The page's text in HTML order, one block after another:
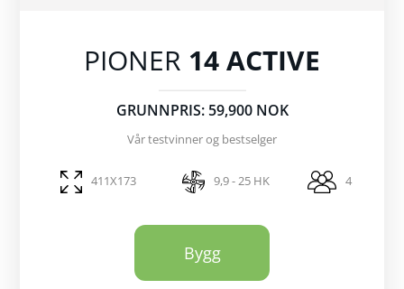
PIONER 14 ACTIVE
GRUNNPRIS: 59,900 NOK
Vår testvinner og bestselger
411X173 9,9 - 25 HK 4
Bygg